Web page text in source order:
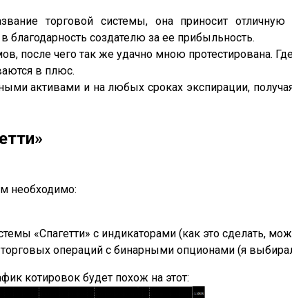
торговой системы, она приносит
благодарность создателю за ее прибыльность.
чего так же удачно мною протестирована.
в плюс.
активами и на любых сроках экспирации,
необходимо:
«Спагетти» с индикаторами (как это сделать,
операций с бинарными опционами (я
котировок будет похож на этот: